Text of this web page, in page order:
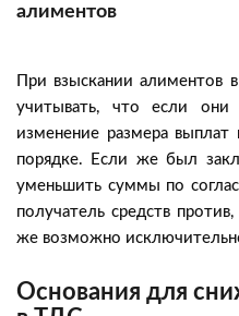
алиментов
При взыскании алиментов
учитывать, что если они
изменение размера
порядке. Если же был
уменьшить суммы по
получатель средств
же возможно
Основания для